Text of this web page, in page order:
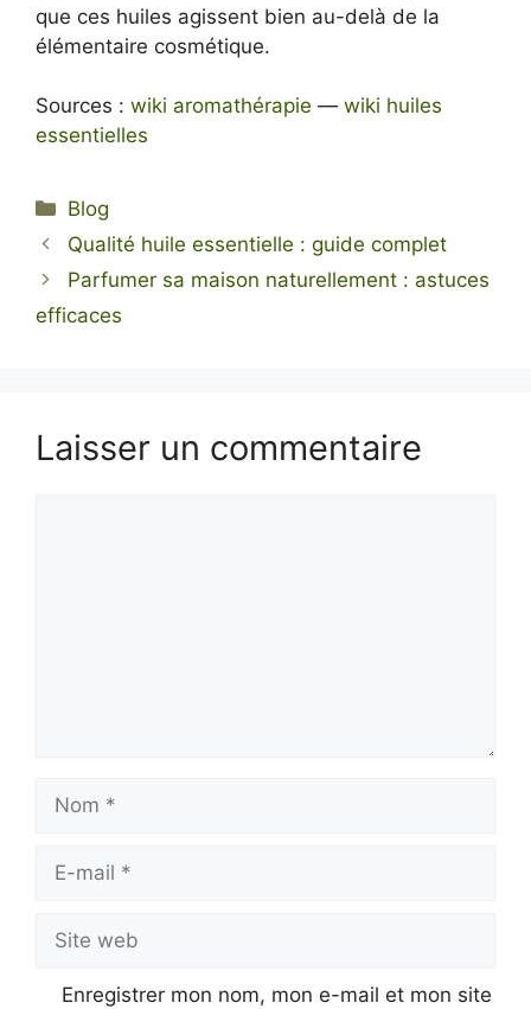
que ces huiles agissent bien au-delà de la
élémentaire cosmétique.
Sources : wiki aromathérapie — wiki huiles
essentielles
Catégories
Blog
Qualité huile essentielle : guide complet
Parfumer sa maison naturellement : astuces
efficaces
Laisser un commentaire
Nom
Site
web
Enregistrer mon nom, mon e-mail et mon site